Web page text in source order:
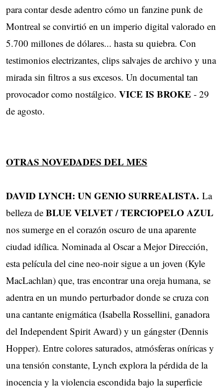
para contar desde adentro cómo un fanzine punk de
Montreal se convirtió en un imperio digital valorado en
5.700 millones de dólares... hasta su quiebra. Con
testimonios electrizantes, clips salvajes de archivo y una
mirada sin filtros a sus excesos. Un documental tan ​
provocador como nostálgico. VICE IS BROKE - 29
de agosto.
OTRAS NOVEDADES DEL MES
DAVID LYNCH: UN GENIO SURREALISTA. La
belleza de BLUE VELVET / TERCIOPELO AZUL
nos sumerge en el corazón oscuro de una aparente
ciudad idílica. ​Nominada al Oscar a Mejor Dirección,
esta película del cine neo-noir sigue a un joven (Kyle ​
MacLachlan) que, tras encontrar una oreja humana, se
adentra en un mundo perturbador donde se ​cruza con
una cantante enigmática (Isabella Rossellini, ganadora
del Independent Spirit Award) y ​un gángster (Dennis
Hopper). Entre colores saturados, atmósferas oníricas y
una tensión constante, ​Lynch explora la pérdida de la
inocencia y la violencia escondida bajo la superficie